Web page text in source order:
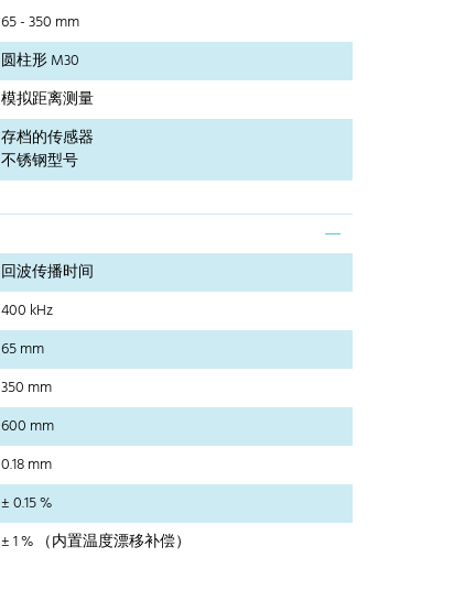
65 - 350 mm
圆柱形 M30
模拟距离测量
存档的传感器
不锈钢型号
回波传播时间
400 kHz
65 mm
350 mm
600 mm
0.18 mm
± 0.15 %
± 1 % （内置温度漂移补偿）